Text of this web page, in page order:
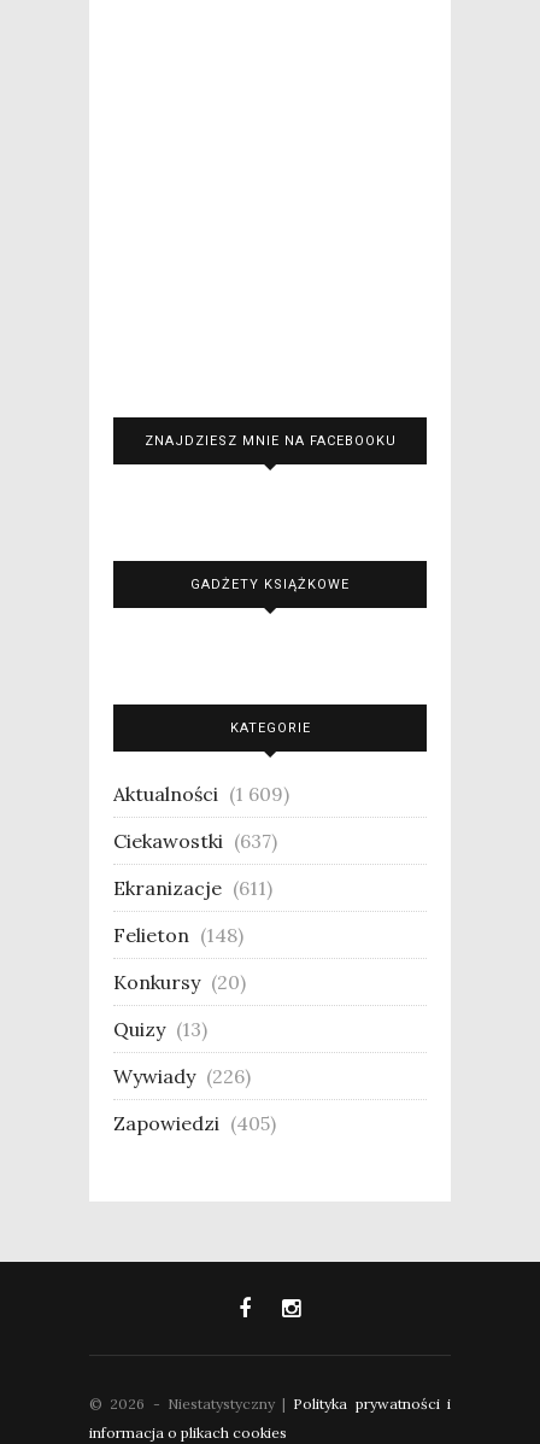
ZNAJDZIESZ MNIE NA FACEBOOKU
GADŻETY KSIĄŻKOWE
KATEGORIE
Aktualności (1 609)
Ciekawostki (637)
Ekranizacje (611)
Felieton (148)
Konkursy (20)
Quizy (13)
Wywiady (226)
Zapowiedzi (405)
© 2026 - Niestatystyczny | Polityka prywatności i
informacja o plikach cookies